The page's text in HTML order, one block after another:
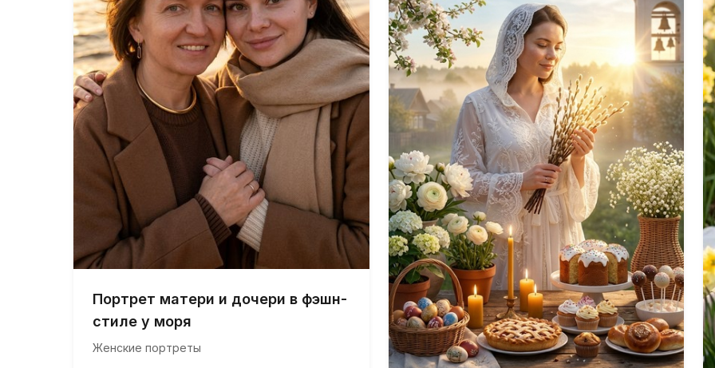
Портрет матери и дочери в фэшн-
стиле у моря
Женские портреты